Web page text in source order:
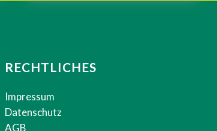
RECHTLICHES
Impressum
Datenschutz
AGB